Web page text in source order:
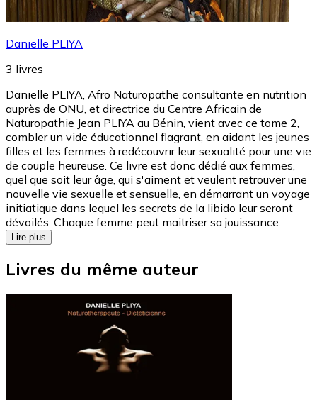
Danielle PLIYA
3 livres
Danielle PLIYA, Afro Naturopathe consultante en nutrition
auprès de ONU, et directrice du Centre Africain de
Naturopathie Jean PLIYA au Bénin, vient avec ce tome 2,
combler un vide éducationnel flagrant, en aidant les jeunes
filles et les femmes à redécouvrir leur sexualité pour une vie
de couple heureuse. Ce livre est donc dédié aux femmes,
quel que soit leur âge, qui s'aiment et veulent retrouver une
nouvelle vie sexuelle et sensuelle, en démarrant un voyage
initiatique dans lequel les secrets de la libido leur seront
dévoilés. Chaque femme peut maitriser sa jouissance.
Lire plus
Livres du même auteur